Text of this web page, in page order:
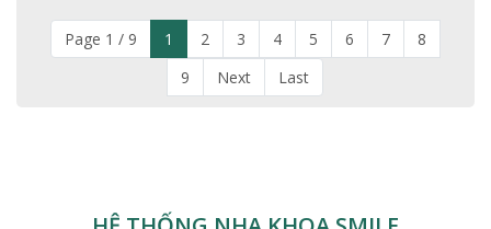
Page 1 / 9 1 2 3 4 5 6 7
8
9
Next Last